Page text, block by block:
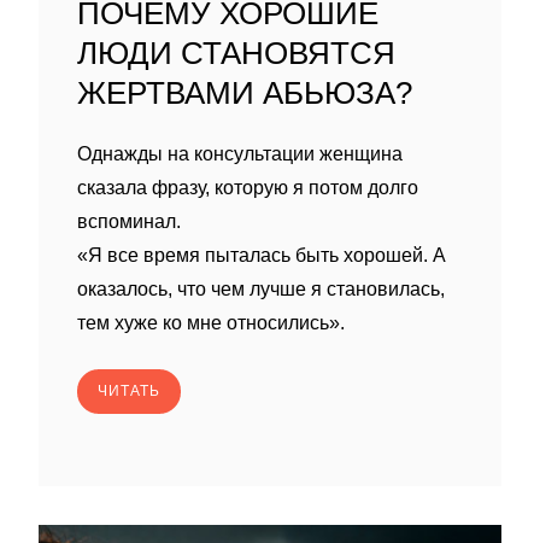
ПОЧЕМУ ХОРОШИЕ
ЛЮДИ СТАНОВЯТСЯ
ЖЕРТВАМИ АБЬЮЗА?
Однажды на консультации женщина
сказала фразу, которую я потом долго
вспоминал.
«Я все время пыталась быть хорошей. А
оказалось, что чем лучше я становилась,
тем хуже ко мне относились».
ЧИТАТЬ